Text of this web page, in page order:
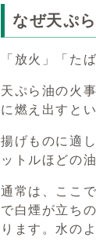
なぜ天ぷ
「放火」「た
天ぷら油の火
に燃え出すと
揚げものに適
ットルほどの
通常は、ここ
で白煙が立ち
ります。水の